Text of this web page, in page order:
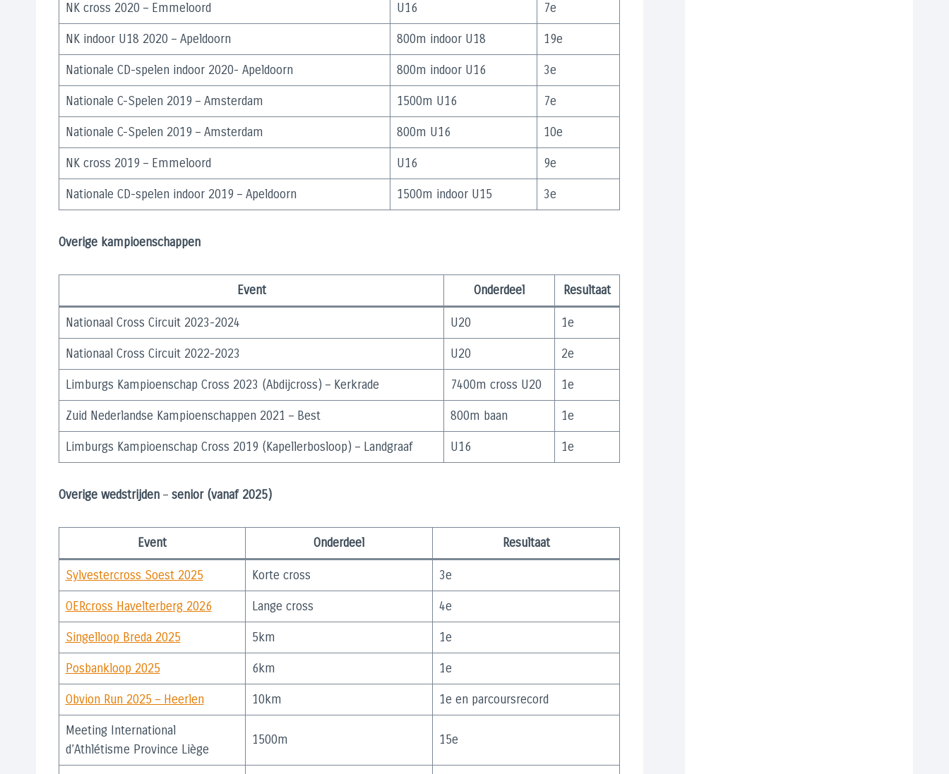
NK cross 2020 – Emmeloord U16 7e
NK indoor U18 2020 – Apeldoorn 800m indoor U18 19e
Nationale CD-spelen indoor 2020- Apeldoorn 800m indoor U16 3e
Nationale C-Spelen 2019 – Amsterdam 1500m U16 7e
Nationale C-Spelen 2019 – Amsterdam 800m U16 10e
NK cross 2019 – Emmeloord U16 9e
Nationale CD-spelen indoor 2019 – Apeldoorn 1500m indoor U15 3e
Overige kampioenschappen
Event Onderdeel Resultaat
Nationaal Cross Circuit 2023-2024 U20 1e
Nationaal Cross Circuit 2022-2023 U20 2e
Limburgs Kampioenschap Cross 2023 (Abdijcross) – Kerkrade 7400m cross U20 1e
Zuid Nederlandse Kampioenschappen 2021 – Best 800m baan 1e
Limburgs Kampioenschap Cross 2019 (Kapellerbosloop) – Landgraaf U16 1e
Overige wedstrijden – senior (vanaf 2025)
Event Onderdeel Resultaat
Sylvestercross Soest 2025 Korte cross 3e
OERcross Havelterberg 2026 Lange cross 4e
Singelloop Breda 2025 5km 1e
Posbankloop 2025 6km 1e
Obvion Run 2025 – Heerlen 10km 1e en parcoursrecord
Meeting International
d’Athlétisme Province Liège
1500m 15e